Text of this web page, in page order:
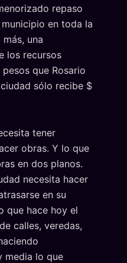
repaso
en toda la
una
los recursos
que Rosario
sólo recibe $
tener
obras. Y lo que
en dos planos.
necesita hacer
en su
que hace hoy el
calles, veredas,
media lo que